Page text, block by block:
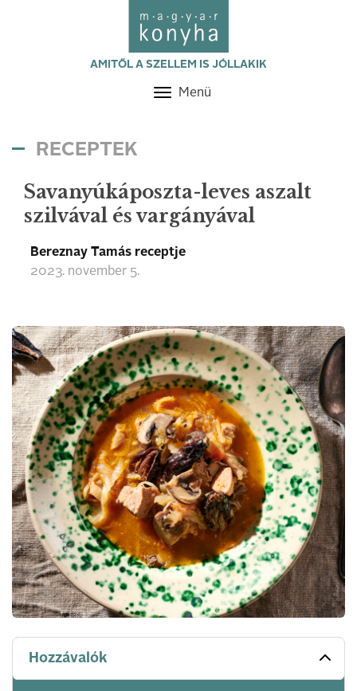
AMITŐL A SZELLEM IS JÓLLAKIK
Toggle
Menü
RECEPTEK
Savanyúkáposzta-leves aszalt
szilvával és vargányával
Bereznay Tamás receptje
2023. november 5.
Hozzávalók